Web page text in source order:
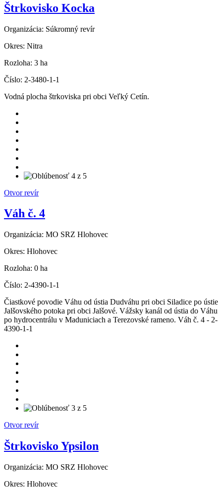
Štrkovisko Kocka
Organizácia: Súkromný revír
Okres: Nitra
Rozloha: 3 ha
Číslo: 2-3480-1-1
Vodná plocha štrkoviska pri obci Veľký Cetín.
Otvor revír
Váh č. 4
Organizácia: MO SRZ Hlohovec
Okres: Hlohovec
Rozloha: 0 ha
Číslo: 2-4390-1-1
Čiastkové povodie Váhu od ústia Dudváhu pri obci Siladice po ústie
Jalšovského potoka pri obci Jalšové. Vážsky kanál od ústia do Váhu
po hydrocentrálu v Maduniciach a Terezovské rameno. Váh č. 4 - 2-
4390-1-1
Otvor revír
Štrkovisko Ypsilon
Organizácia: MO SRZ Hlohovec
Okres: Hlohovec